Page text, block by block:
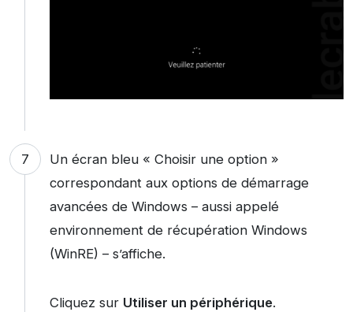
Un écran bleu « Choisir une option »
correspondant aux options de démarrage
avancées de Windows – aussi appelé
environnement de récupération Windows
(WinRE) – s’affiche.
Cliquez sur Utiliser un périphérique.